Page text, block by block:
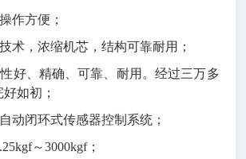
作方便；
术，浓缩机芯，结构可靠耐用；
好、精确、可靠、耐用。经过三万多
如初；
动闭环式传感器控制系统；
～3000kgf；